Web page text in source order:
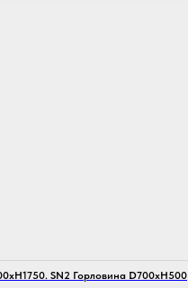
SN2 Горловина D700хH500